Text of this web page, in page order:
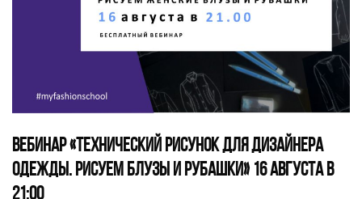
ВЕБИНАР «ТЕХНИЧЕСКИЙ РИСУНОК ДЛЯ ДИЗАЙНЕРА
ОДЕЖДЫ. РИСУЕМ БЛУЗЫ И РУБАШКИ» 16 АВГУСТА В
21:00